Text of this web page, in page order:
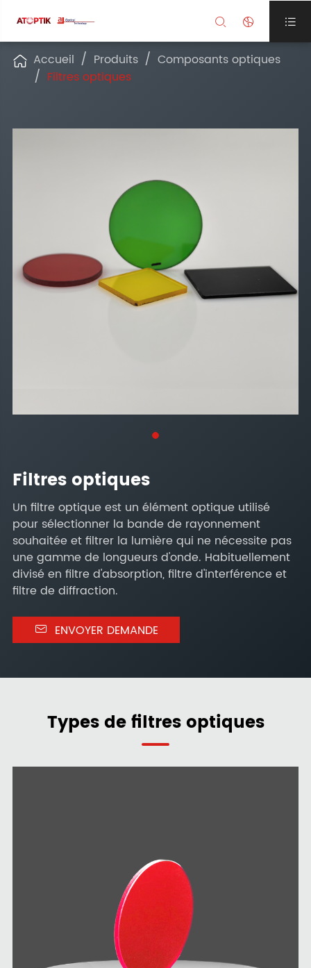
  
 Accueil Produits
Composants optiques
Filtres optiques
Filtres optiques
Un filtre optique est un élément optique utilisé
pour sélectionner la bande de rayonnement
souhaitée et filtrer la lumière qui ne nécessite pas
une gamme de longueurs d'onde. Habituellement
divisé en filtre d'absorption, filtre d'interférence et
filtre de diffraction.
 ENVOYER DEMANDE
Types de filtres optiques